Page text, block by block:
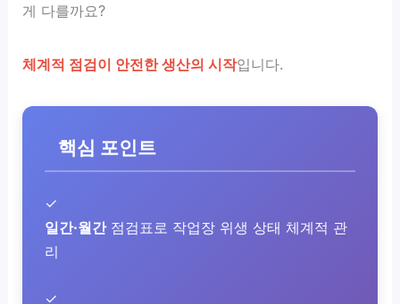
게 다를까요?
체계적 점검이 안전한 생산의 시작입니다.
핵심 포인트
✓
일간·월간점검표로 작업장 위생 상태 체계적 관
리
✓